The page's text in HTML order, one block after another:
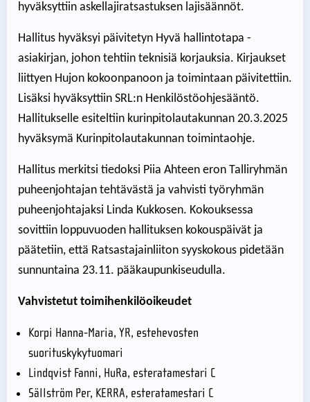
hyväksyttiin askellajiratsastuksen lajisäännöt.
Hallitus hyväksyi päivitetyn Hyvä hallintotapa -
asiakirjan, johon tehtiin teknisiä korjauksia. Kirjaukset
liittyen Hujon kokoonpanoon ja toimintaan päivitettiin.
Lisäksi hyväksyttiin SRL:n Henkilöstöohjesääntö.
Hallitukselle esiteltiin kurinpitolautakunnan 20.3.2025
hyväksymä Kurinpitolautakunnan toimintaohje.
Hallitus merkitsi tiedoksi Piia Ahteen eron Talliryhmän
puheenjohtajan tehtävästä ja vahvisti työryhmän
puheenjohtajaksi Linda Kukkosen. Kokouksessa
sovittiin loppuvuoden hallituksen kokouspäivät ja
päätetiin, että Ratsastajainliiton syyskokous pidetään
sunnuntaina 23.11. pääkaupunkiseudulla.
Vahvistetut toimihenkilöoikeudet
Korpi Hanna-Maria, YR, estehevosten
suorituskykytuomari
Lindqvist Fanni, HuRa, esteratamestari C
Sällström Per, KERRA, esteratamestari C